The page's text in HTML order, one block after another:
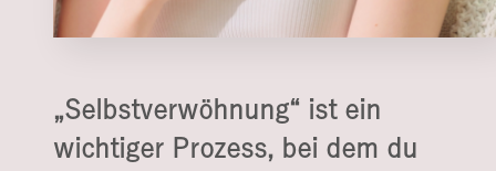
„Selbstverwöhnung“ ist ein
wichtiger Prozess, bei dem du